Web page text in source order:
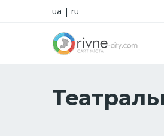
ua | ru